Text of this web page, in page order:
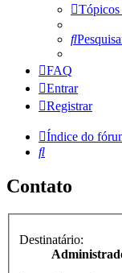
Tópicos
FAQ
Entrar
Registrar
Índice do
Pesquisar
Contato
Destinatário: